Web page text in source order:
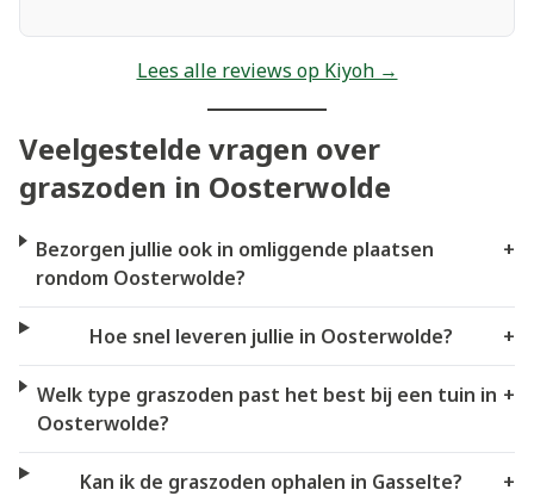
Lees alle reviews op Kiyoh →
Veelgestelde vragen over
graszoden in Oosterwolde
Bezorgen jullie ook in omliggende plaatsen
rondom Oosterwolde?
+
Hoe snel leveren jullie in Oosterwolde? +
Welk type graszoden past het best bij een tuin in
Oosterwolde?
+
Kan ik de graszoden ophalen in Gasselte? +